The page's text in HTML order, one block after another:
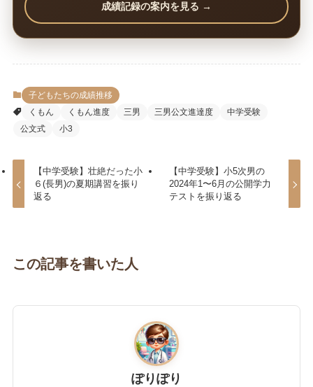
成績記録の案内を見る →
子どもたちの成績推移
くもん
くもん進度 三男 三男公文進達度
中学受験
公文式
小3
【中学受験】壮絶だった小
６(長男)の夏期講習を振り
返る
【中学受験】小5次男の
2024年1〜6月の公開学力
テストを振り返る
この記事を書いた人
ぽりぽり